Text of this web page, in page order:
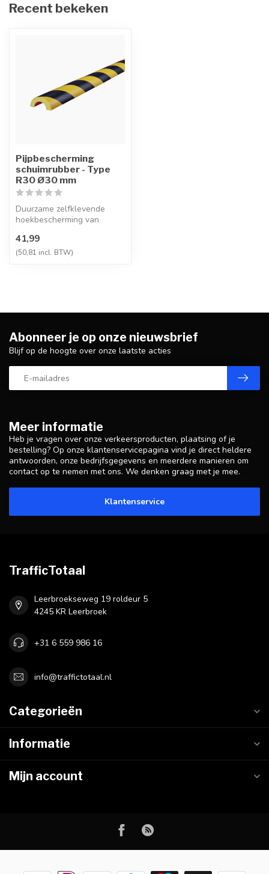
Recent bekeken
Pijpbescherming
schuimrubber - Type
R30 Ø30 mm
Duurzame zelfklevende
hoekbescherming van
slijtbestendig en ...
41,99
(50,81 incl. BTW)
Meer informatie
Heb je vragen over onze verkeersproducten, plaatsing of je
bestelling? Op onze klantenservicepagina vind je direct heldere
antwoorden, onze bedrijfsgegevens en meerdere manieren om
contact op te nemen met ons. We denken graag met je mee.
Klantenservice
Abonneer je op onze nieuwsbrief
Blijf op de hoogte over onze laatste acties
TrafficTotaal
Leerbroekseweg 19 roldeur 5
4245 KR Leerbroek
+31 6 559 986 16
info@traffictotaal.nl
Categorieën
Informatie
Mijn account